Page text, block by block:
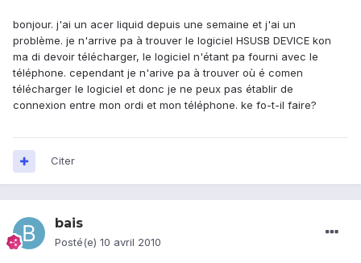
bonjour. j'ai un acer liquid depuis une semaine et j'ai un
problème. je n'arrive pa à trouver le logiciel HSUSB DEVICE kon
ma di devoir télécharger, le logiciel n'étant pa fourni avec le
téléphone. cependant je n'arive pa à trouver où é comen
télécharger le logiciel et donc je ne peux pas établir de
connexion entre mon ordi et mon téléphone. ke fo-t-il faire?
Citer
bais
Posté(e) 10 avril 2010